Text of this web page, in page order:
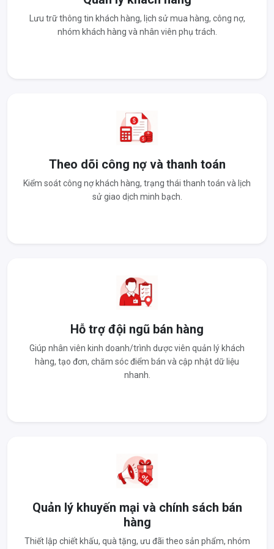
Lưu trữ thông tin khách hàng, lịch sử mua hàng, công nợ,
nhóm khách hàng và nhân viên phụ trách.
Theo dõi công nợ và thanh toán
Kiểm soát công nợ khách hàng, trạng thái thanh toán và lịch
sử giao dịch minh bạch.
Hỗ trợ đội ngũ bán hàng
Giúp nhân viên kinh doanh/trình dược viên quản lý khách
hàng, tạo đơn, chăm sóc điểm bán và cập nhật dữ liệu
nhanh.
Quản lý khuyến mại và chính sách bán
hàng
Thiết lập chiết khấu, quà tặng, ưu đãi theo sản phẩm, nhóm